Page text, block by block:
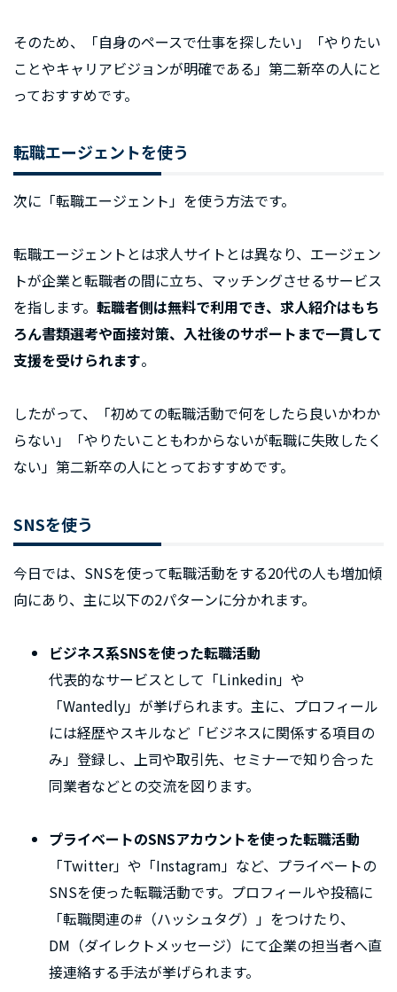
そのため、「自身のペースで仕事を探したい」「やりたい
ことやキャリアビジョンが明確である」第二新卒の人にと
っておすすめです。
転職エージェントを使う
次に「転職エージェント」を使う方法です。
転職エージェントとは求人サイトとは異なり、エージェン
トが企業と転職者の間に立ち、マッチングさせるサービス
を指します。 転職者側は無料で利用でき、求人紹介はもち
ろん書類選考や面接対策、入社後のサポートまで一貫して
支援を受けられます。
したがって、「初めての転職活動で何をしたら良いかわか
らない」「やりたいこともわからないが転職に失敗したく
ない」第二新卒の人にとっておすすめです。
SNSを使う
今日では、SNSを使って転職活動をする20代の人も増加傾
向にあり、主に以下の2パターンに分かれます。
ビジネス系SNSを使った転職活動
代表的なサービスとして「Linkedin」や
「Wantedly」が挙げられます。主に、プロフィール
には経歴やスキルなど「ビジネスに関係する項目の
み」登録し、上司や取引先、セミナーで知り合った
同業者などとの交流を図ります。
プライベートのSNSアカウントを使った転職活動
「Twitter」や「Instagram」など、プライベートの
SNSを使った転職活動です。プロフィールや投稿に
「転職関連の#（ハッシュタグ）」をつけたり、
DM（ダイレクトメッセージ）にて企業の担当者へ直
接連絡する手法が挙げられます。